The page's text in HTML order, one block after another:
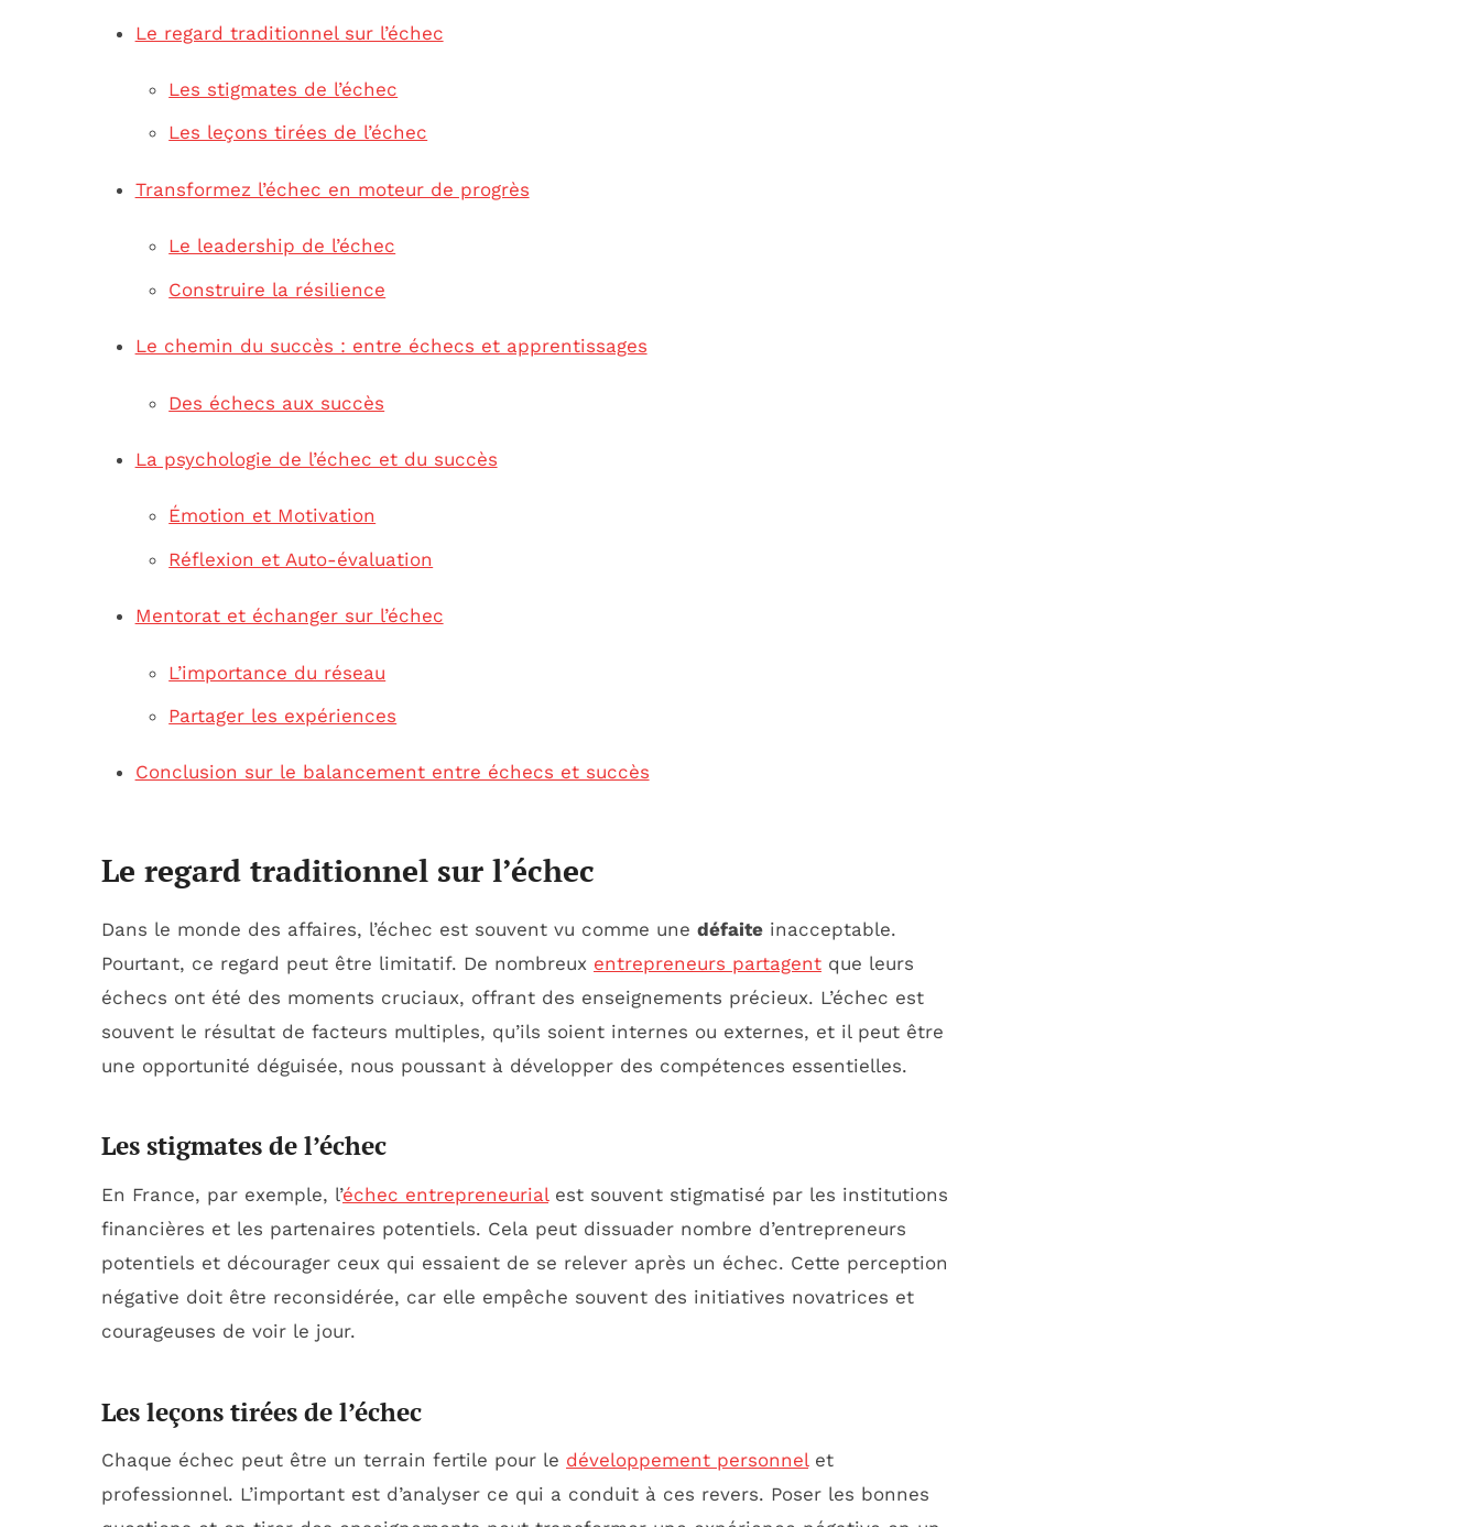
Le regard traditionnel sur l’échec
Les stigmates de l’échec
Les leçons tirées de l’échec
Transformez l’échec en moteur de progrès
Le leadership de l’échec
Construire la résilience
Le chemin du succès : entre échecs et apprentissages
Des échecs aux succès
La psychologie de l’échec et du succès
Émotion et Motivation
Réflexion et Auto-évaluation
Mentorat et échanger sur l’échec
L’importance du réseau
Partager les expériences
Conclusion sur le balancement entre échecs et succès
Le regard traditionnel sur l’échec
Dans le monde des affaires, l’échec est souvent vu comme une défaite inacceptable.
Pourtant, ce regard peut être limitatif. De nombreux entrepreneurs partagent que leurs
échecs ont été des moments cruciaux, offrant des enseignements précieux. L’échec est
souvent le résultat de facteurs multiples, qu’ils soient internes ou externes, et il peut être
une opportunité déguisée, nous poussant à développer des compétences essentielles.
Les stigmates de l’échec
En France, par exemple, l’échec entrepreneurialest souvent stigmatisé par les institutions
financières et les partenaires potentiels. Cela peut dissuader nombre d’entrepreneurs
potentiels et décourager ceux qui essaient de se relever après un échec. Cette perception
négative doit être reconsidérée, car elle empêche souvent des initiatives novatrices et
courageuses de voir le jour.
Les leçons tirées de l’échec
Chaque échec peut être un terrain fertile pour le développement personnelet
professionnel. L’important est d’analyser ce qui a conduit à ces revers. Poser les bonnes